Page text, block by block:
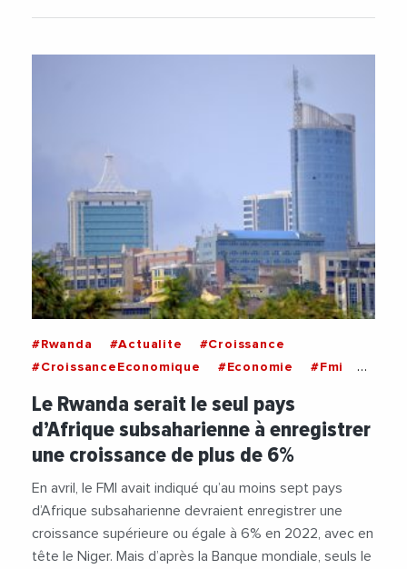
#Rwanda #Actualite
#Croissance
#CroissanceEconomique
#Economie
#Fmi
Le Rwanda serait le seul pays
d’Afrique subsaharienne à enregistrer
une croissance de plus de 6%
En avril, le FMI avait indiqué qu’au moins sept pays
d’Afrique subsaharienne devraient enregistrer une
croissance supérieure ou égale à 6% en 2022, avec en
tête le Niger. Mais d’après la Banque mondiale, seuls le